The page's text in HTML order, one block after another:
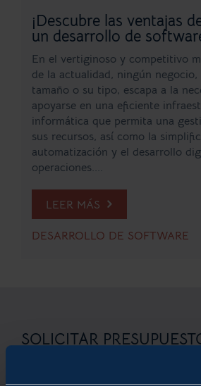
¡Descubre las ventajas
un desarrollo de
En el vertiginoso y competitivo
de la actualidad, ningún
tamaño o su tipo, escapa a la
apoyarse en una eficiente
informática que permita una
sus recursos, así como la
automatización y el desarrollo
operaciones....
LEER MÁS
DESARROLLO DE SOFTWARE
SOLICITAR